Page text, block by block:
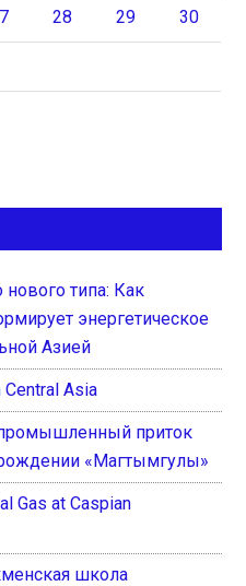
28 29 30
нового типа: Как
энергетическое
Азией
Central Asia
приток
«Магтымгулы»
Gas at Caspian
школа